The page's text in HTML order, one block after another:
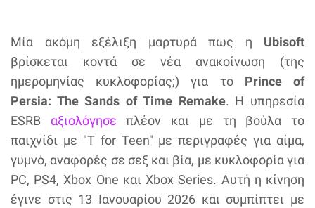
Μία ακόμη εξέλιξη μαρτυρά πως η Ubisoft
βρίσκεται κοντά σε νέα ανακοίνωση (της
ημερομηνίας κυκλοφορίας;) για το Prince of
Persia: The Sands of Time Remake. Η υπηρεσία
ESRB αξιολόγησε πλέον και με τη βούλα το
παιχνίδι με "T for Teen" με περιγραφές για αίμα,
γυμνό, αναφορές σε σεξ και βία, με κυκλοφορία για
PC, PS4, Xbox One και Xbox Series. Αυτή η κίνηση
έγινε στις 13 Ιανουαρίου 2026 και συμπίπτει με